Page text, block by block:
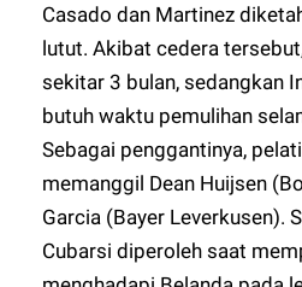
Casado dan Martinez
lutut. Akibat cedera
sekitar 3 bulan, sedangkan
butuh waktu pemulihan
Sebagai penggantinya,
memanggil Dean Huijsen
Garcia (Bayer Leverkusen).
Cubarsi diperoleh saat